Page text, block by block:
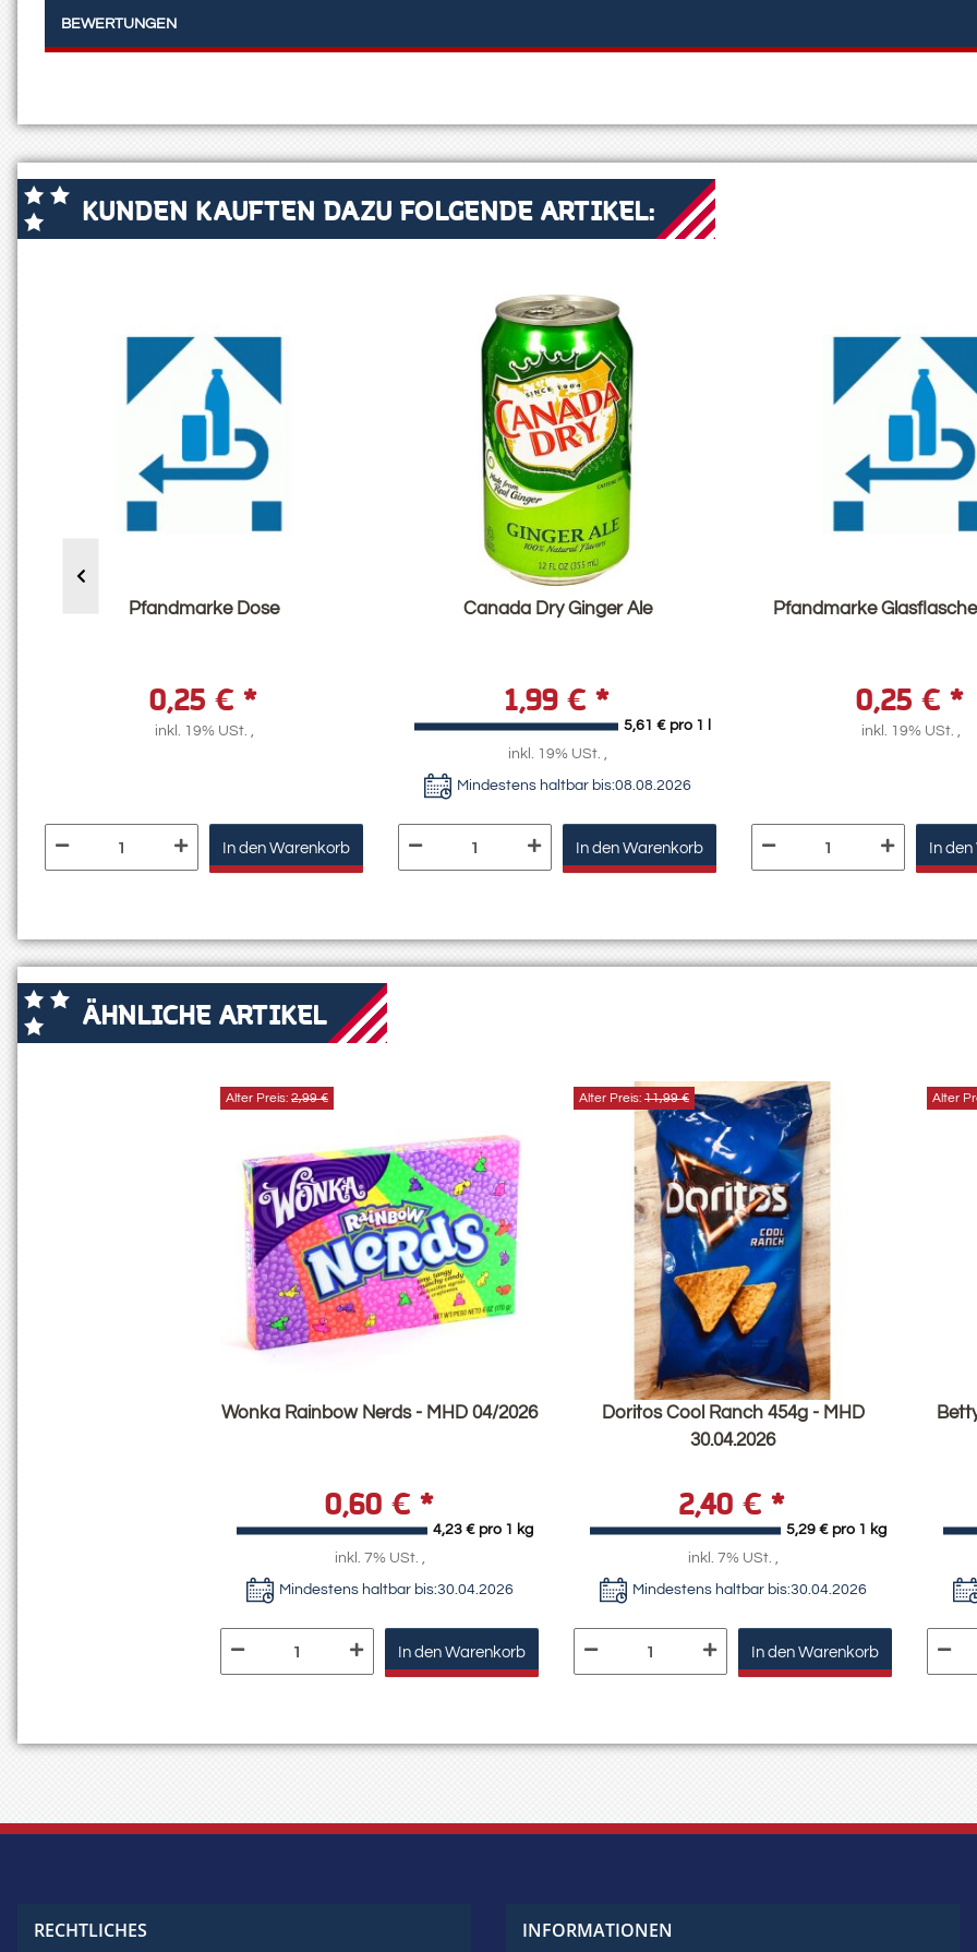
BEWERTUNGEN
KUNDEN KAUFTEN DAZU FOLGENDE ARTIKEL:
Pfandmarke Dose
0,25 € *
inkl. 19% USt. ,
In den Warenkorb
Canada Dry Ginger Ale
1,99 € *
5,61 € pro 1 l
inkl. 19% USt. ,
Mindestens haltbar bis:08.08.2026
In den Warenkorb
Pfandmarke
0,25 € *
inkl. 19% USt. ,
In
ÄHNLICHE ARTIKEL
Wonka Rainbow Nerds - MHD 04/2026
0,60 € *
4,23 € pro 1 kg
Alter Preis: 2,99 €
inkl. 7% USt. ,
Mindestens haltbar bis:30.04.2026
In den Warenkorb
Doritos Cool Ranch 454g - MHD
30.04.2026
2,40 € *
5,29 € pro 1 kg
Alter Preis: 11,99 €
inkl. 7% USt. ,
Mindestens haltbar bis:30.04.2026
In den Warenkorb
Alter
RECHTLICHES INFORMATIONEN